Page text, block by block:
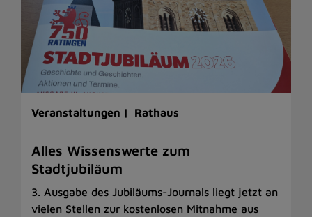
Veranstaltungen | Rathaus
Alles Wissenswerte zum
Stadtjubiläum
3. Ausgabe des Jubiläums-Journals liegt jetzt an
vielen Stellen zur kostenlosen Mitnahme aus